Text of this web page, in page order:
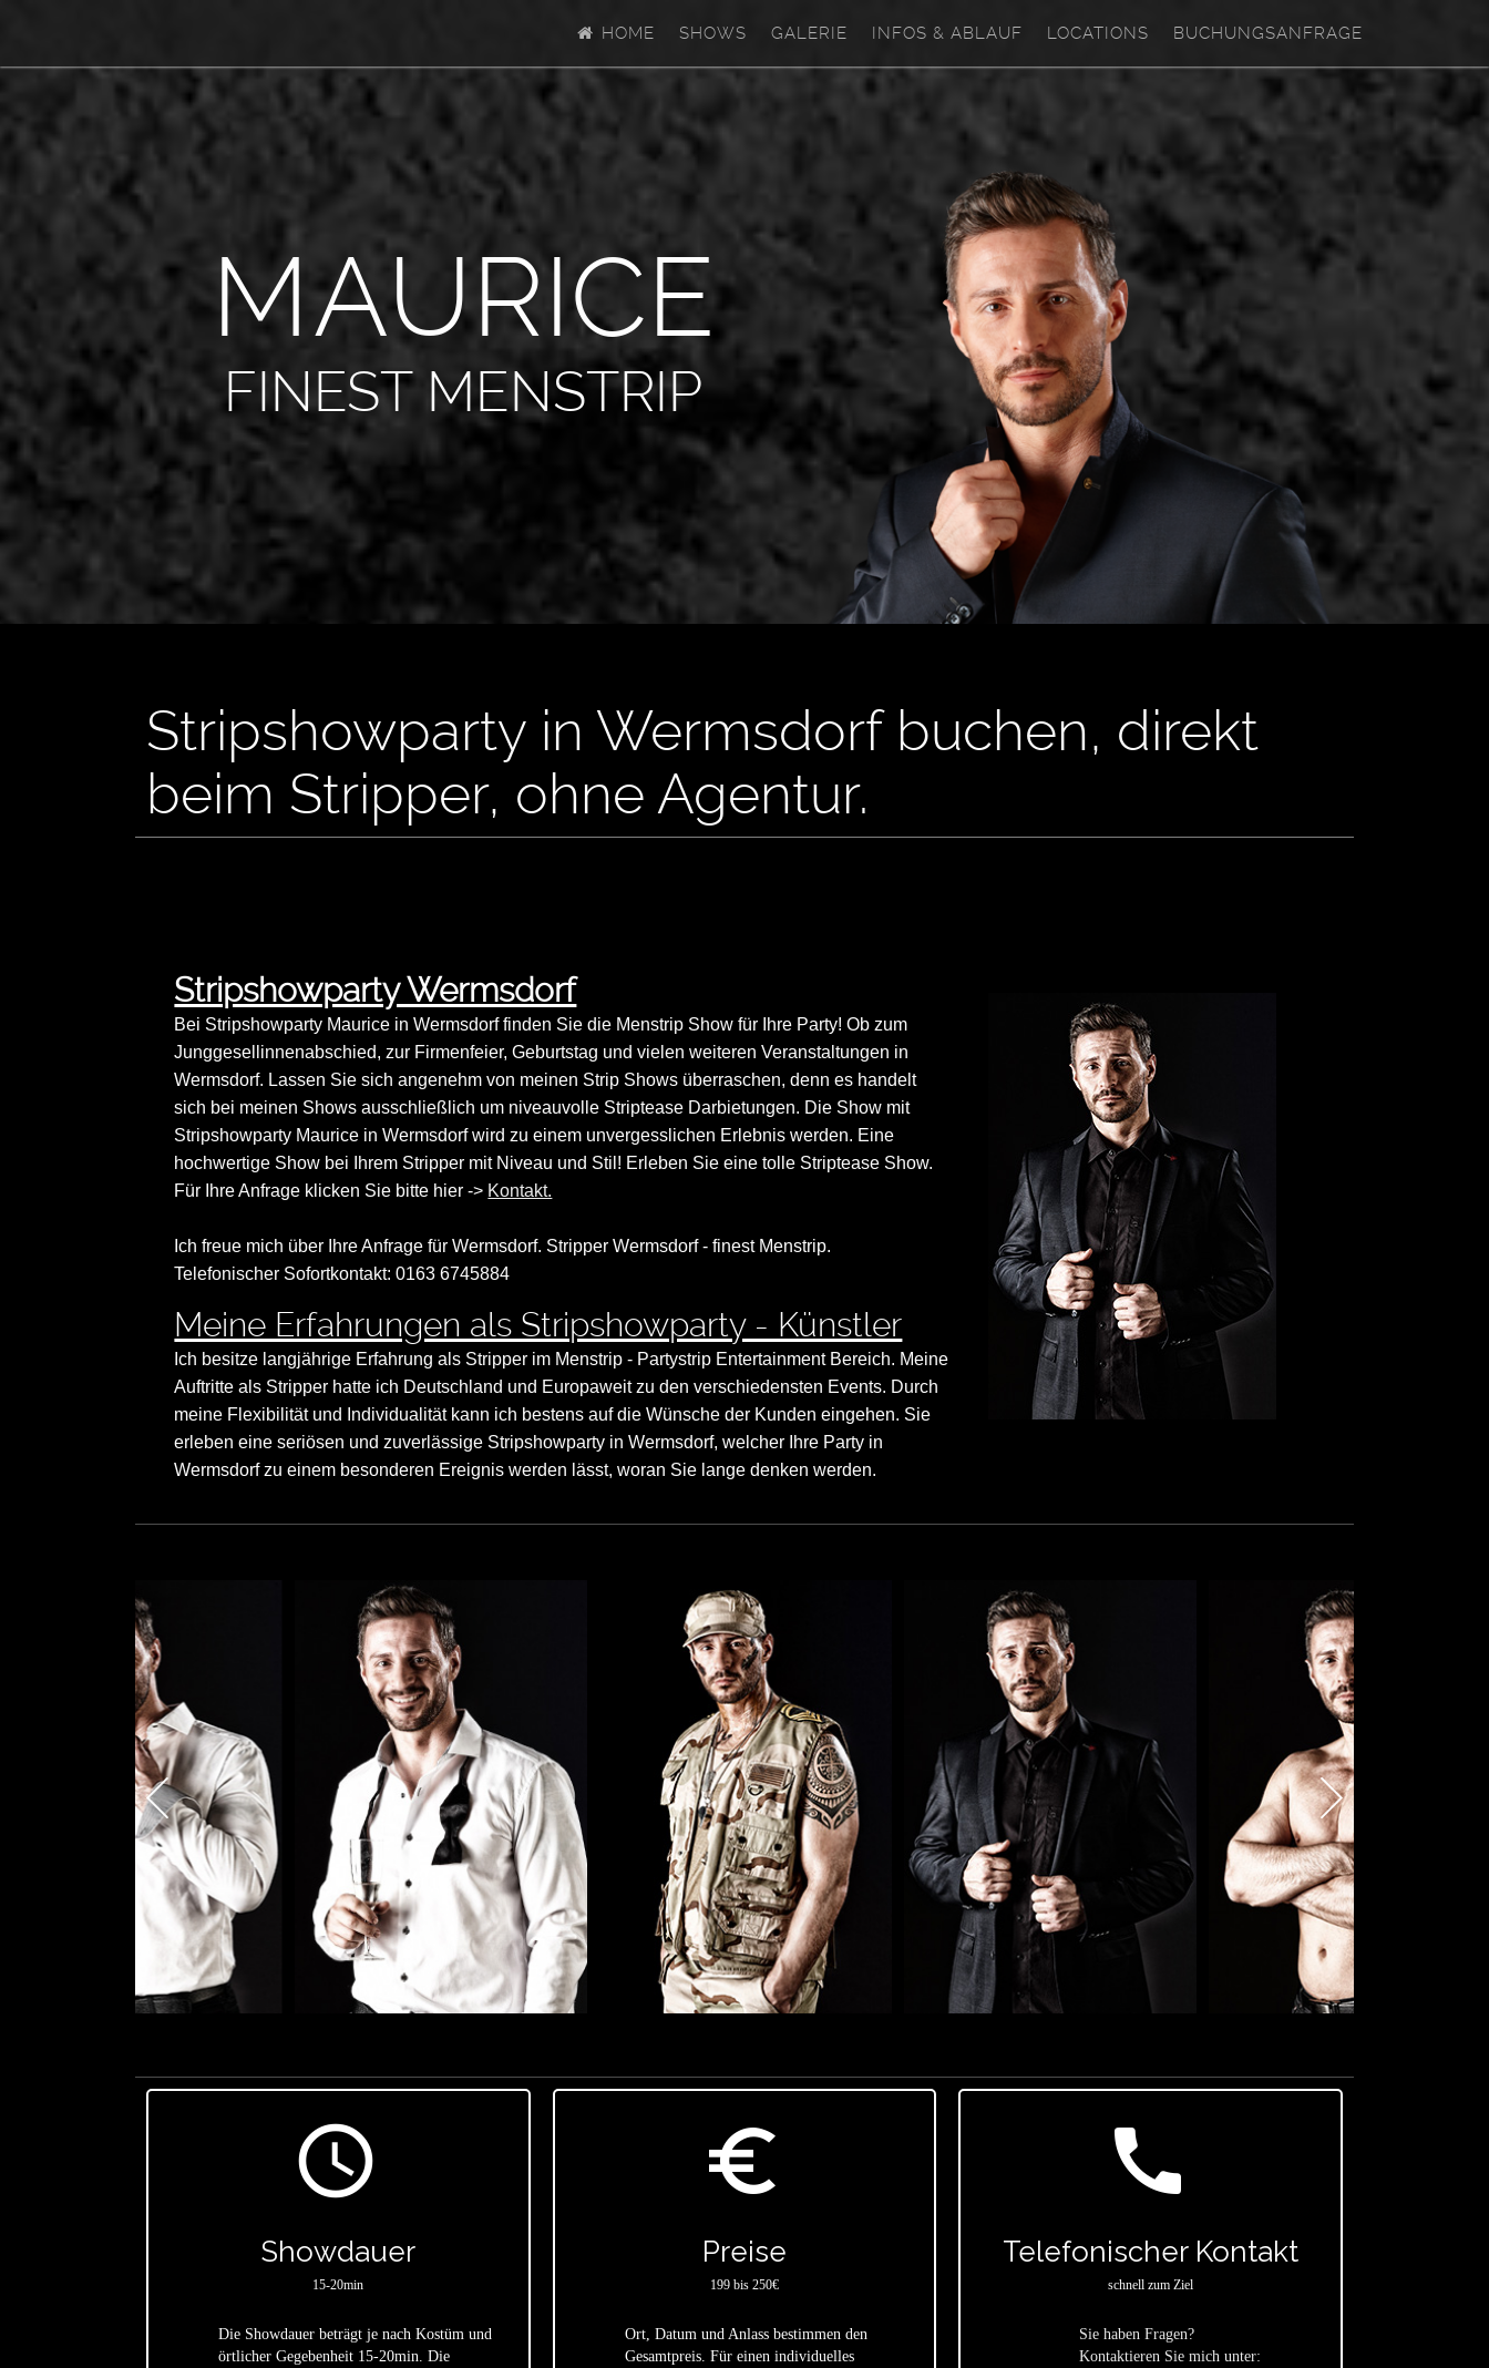
HOME SHOWS GALERIE INFOS & ABLAUF LOCATIONS BUCHUNGSANFRAGE
MAURICE
FINEST MENSTRIP
Stripshowparty in Wermsdorf buchen, direkt
beim Stripper, ohne Agentur.
Stripshowparty Wermsdorf
Bei Stripshowparty Maurice in Wermsdorf finden Sie die Menstrip Show für Ihre Party! Ob zum
Junggesellinnenabschied, zur Firmenfeier, Geburtstag und vielen weiteren Veranstaltungen in
Wermsdorf. Lassen Sie sich angenehm von meinen Strip Shows überraschen, denn es handelt
sich bei meinen Shows ausschließlich um niveauvolle Striptease Darbietungen. Die Show mit
Stripshowparty Maurice in Wermsdorf wird zu einem unvergesslichen Erlebnis werden. Eine
hochwertige Show bei Ihrem Stripper mit Niveau und Stil! Erleben Sie eine tolle Striptease Show.
Für Ihre Anfrage klicken Sie bitte hier -> Kontakt.
Ich freue mich über Ihre Anfrage für Wermsdorf. Stripper Wermsdorf - finest Menstrip.
Telefonischer Sofortkontakt: 0163 6745884
Meine Erfahrungen als Stripshowparty - Künstler
Ich besitze langjährige Erfahrung als Stripper im Menstrip - Partystrip Entertainment Bereich. Meine
Auftritte als Stripper hatte ich Deutschland und Europaweit zu den verschiedensten Events. Durch
meine Flexibilität und Individualität kann ich bestens auf die Wünsche der Kunden eingehen. Sie
erleben eine seriösen und zuverlässige Stripshowparty in Wermsdorf, welcher Ihre Party in
Wermsdorf zu einem besonderen Ereignis werden lässt, woran Sie lange denken werden.
access_time
Showdauer
15-20min
Die Showdauer beträgt je nach Kostüm und
örtlicher Gegebenheit 15-20min. Die
euro_symbol
Preise
199 bis 250€
Ort, Datum und Anlass bestimmen den
Gesamtpreis. Für einen individuelles
call
Telefonischer Kontakt
schnell zum Ziel
Sie haben Fragen?
Kontaktieren Sie mich unter: